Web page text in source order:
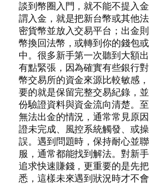
談到幣圈入門，就不能不提入
謂入金，就是把新台幣或其他
密貨幣並放入交易平台；出金
幣換回法幣，或轉到你的錢包
中。很多新手第一次聽到大額
有點緊張，因為確實有些銀行
幣交易所的資金來源比較敏感
要的就是保留完整交易紀錄，
份驗證資料與資金流向清楚。
無法出金的情況，通常常見原
證未完成、風控系統觸發、或
誤。遇到問題時，保持耐心並
服，通常都能找到解法。對新
追求快速賺錢，更重要的是先
悉，這樣未來遇到狀況時才不會